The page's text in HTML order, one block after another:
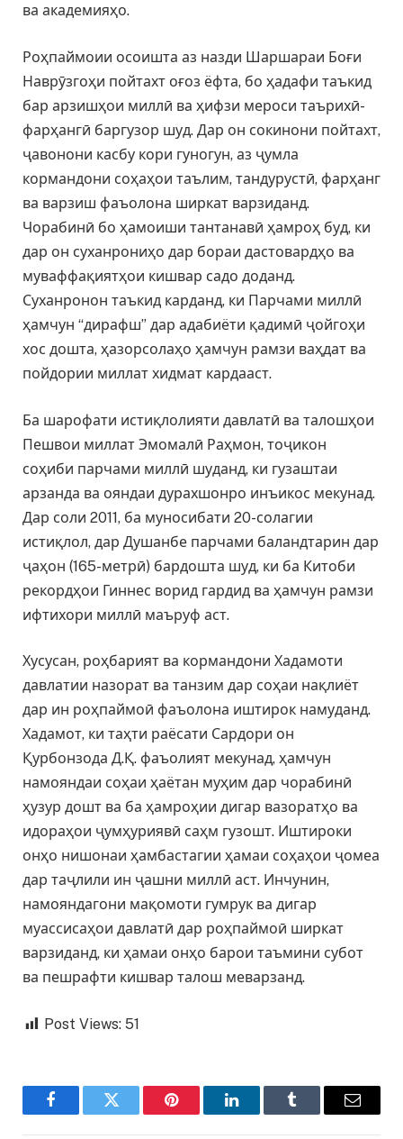
ва академияҳо.
Роҳпаймоии осоишта аз назди Шаршараи Боғи
Наврӯзгоҳи пойтахт оғоз ёфта, бо ҳадафи таъкид
бар арзишҳои миллӣ ва ҳифзи мероси таърихӣ-
фарҳангӣ баргузор шуд. Дар он сокинони пойтахт,
ҷавонони касбу кори гуногун, аз ҷумла
кормандони соҳаҳои таълим, тандурустӣ, фарҳанг
ва варзиш фаъолона ширкат варзиданд.
Чорабинӣ бо ҳамоиши тантанавӣ ҳамроҳ буд, ки
дар он суханрониҳо дар бораи дастовардҳо ва
муваффақиятҳои кишвар садо доданд.
Суханронон таъкид карданд, ки Парчами миллӣ
ҳамчун “дирафш” дар адабиёти қадимӣ ҷойгоҳи
хос дошта, ҳазорсолаҳо ҳамчун рамзи ваҳдат ва
пойдории миллат хидмат кардааст.
Ба шарофати истиқлолияти давлатӣ ва талошҳои
Пешвои миллат Эмомалӣ Раҳмон, тоҷикон
соҳиби парчами миллӣ шуданд, ки гузаштаи
арзанда ва ояндаи дурахшонро инъикос мекунад.
Дар соли 2011, ба муносибати 20-солагии
истиқлол, дар Душанбе парчами баландтарин дар
ҷаҳон (165-метрӣ) бардошта шуд, ки ба Китоби
рекордҳои Гиннес ворид гардид ва ҳамчун рамзи
ифтихори миллӣ маъруф аст.
Хусусан, роҳбарият ва кормандони Хадамоти
давлатии назорат ва танзим дар соҳаи нақлиёт
дар ин роҳпаймоӣ фаъолона иштирок намуданд.
Хадамот, ки таҳти раёсати Сардори он
Қурбонзода Д.Қ. фаъолият мекунад, ҳамчун
намояндаи соҳаи ҳаётан муҳим дар чорабинӣ
ҳузур дошт ва ба ҳамроҳии дигар вазоратҳо ва
идораҳои ҷумҳуриявӣ саҳм гузошт. Иштироки
онҳо нишонаи ҳамбастагии ҳамаи соҳаҳои ҷомеа
дар таҷлили ин ҷашни миллӣ аст. Инчунин,
намояндагони мақомоти гумрук ва дигар
муассисаҳои давлатӣ дар роҳпаймоӣ ширкат
варзиданд, ки ҳамаи онҳо барои таъмини субот
ва пешрафти кишвар талош меварзанд.
Post Views: 51
FacebookTwitter Pinterest LinkedInTumblr Email